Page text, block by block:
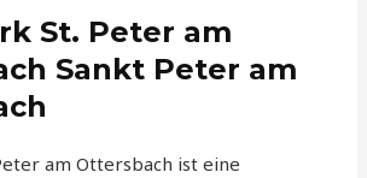
St. Peter am
Sankt Peter am
am Ottersbach ist eine